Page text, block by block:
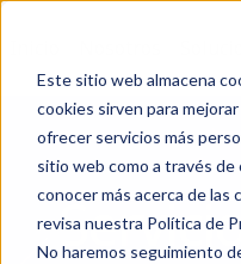
Este sitio web almacena
cookies sirven para
ofrecer servicios más
sitio web como a través de
conocer más acerca de las
revisa nuestra Política de
No haremos seguimiento